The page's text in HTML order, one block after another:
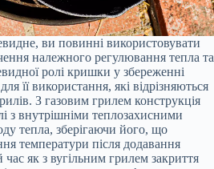
ви повинні використовувати
належного регулювання тепла та
ролі кришки у збереженні
її використання, які відрізняються
З газовим грилем конструкція
з внутрішніми теплозахисними
тепла, зберігаючи його, що
температури після додавання
як з вугільним грилем закриття